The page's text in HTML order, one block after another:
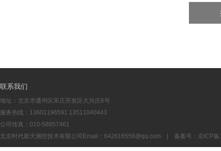
联系我们
地址：北京市通州区宋庄开发区大兴庄6号
服务热线：13601196591 13511040443
公司传真：010-58857461
北京时代新天测控技术有限公司Email： 642616556@qq.com | 备案号： 京ICP